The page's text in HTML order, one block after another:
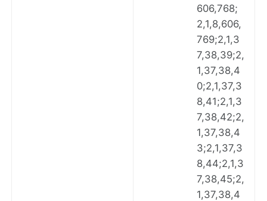
606,768;
2,1,8,606,
769;2,1,3
7,38,39;2,
1,37,38,4
0;2,1,37,3
8,41;2,1,3
7,38,42;2,
1,37,38,4
3;2,1,37,3
8,44;2,1,3
7,38,45;2,
1,37,38,4